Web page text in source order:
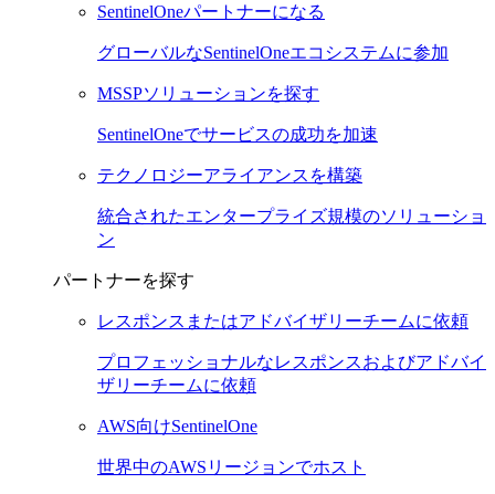
SentinelOneパートナーになる
グローバルなSentinelOneエコシステムに参加
MSSPソリューションを探す
SentinelOneでサービスの成功を加速
テクノロジーアライアンスを構築
統合されたエンタープライズ規模のソリューショ
ン
パートナーを探す
レスポンスまたはアドバイザリーチームに依頼
プロフェッショナルなレスポンスおよびアドバイ
ザリーチームに依頼
AWS向けSentinelOne
世界中のAWSリージョンでホスト